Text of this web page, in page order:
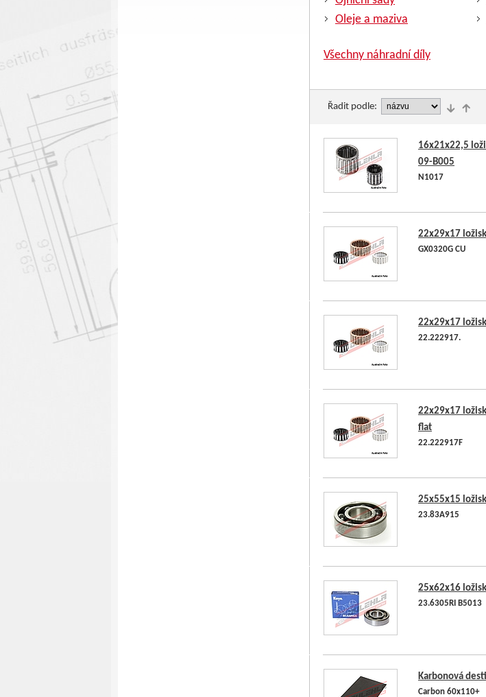
Oleje a maziva
Všechny náhradní díly
Řadit podle:
16x21x22,5
09-B005
N1017
22x29x17
GX0320G CU
22x29x17
22.222917.
22x29x17
flat
22.222917F
25x55x15
23.83A915
25x62x16
23.6305RI B5013
Karbonová
Carbon 60x110+